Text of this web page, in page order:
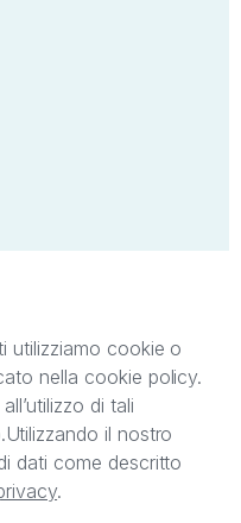
di StreetLib S.r.l.
intellettuale
distintivi presenti
a prendere visione
utilizziamo cookie o
nella cookie policy.
di tali
Utilizzando il nostro
dati come descritto
.